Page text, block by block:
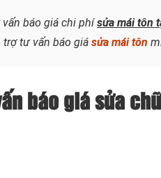
báo giá chi phísửa mái tôn
tư vấn báo giá sửa mái tôn
báo giá sửa